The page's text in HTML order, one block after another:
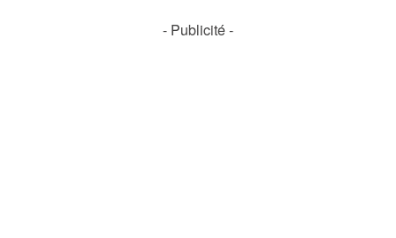
- Publicité -